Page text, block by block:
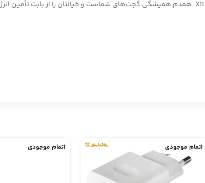
اتمام موجودی اتمام موجودی